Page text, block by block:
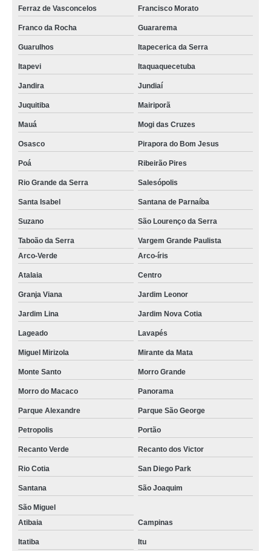
Ferraz de Vasconcelos Francisco Morato
Franco da Rocha Guararema
Guarulhos Itapecerica da Serra
Itapevi Itaquaquecetuba
Jandira Jundiaí
Juquitiba Mairiporã
Mauá Mogi das Cruzes
Osasco Pirapora do Bom Jesus
Poá Ribeirão Pires
Rio Grande da Serra Salesópolis
Santa Isabel Santana de Parnaíba
Suzano São Lourenço da Serra
Taboão da Serra
Vargem Grande Paulista
Arco-Verde
Arco-íris
Atalaia Centro
Granja Viana Jardim Leonor
Jardim Lina Jardim Nova Cotia
Lageado Lavapés
Miguel Mirizola Mirante da Mata
Monte Santo Morro Grande
Morro do Macaco Panorama
Parque Alexandre Parque São George
Petropolis Portão
Recanto Verde Recanto dos Victor
Rio Cotia San Diego Park
Santana São Joaquim
São Miguel
Atibaia
Campinas
Itatiba Itu